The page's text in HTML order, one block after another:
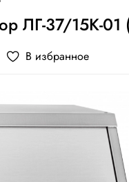
ЛГ-37/15К-
В избранное